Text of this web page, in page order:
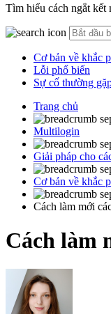
Tìm hiểu cách ngắt kết
Cơ bản về khắc
Lỗi phổ biến
Sự cố thường
Trang chủ
Multilogin
Giải pháp cho
Cơ bản về khắc
Cách làm mới
Cách làm